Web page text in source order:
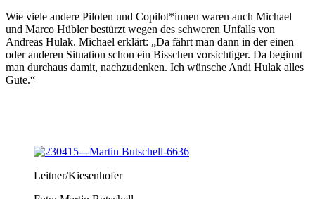
Wie viele andere Piloten und Copilot*innen waren auch Michael
und Marco Hübler bestürzt wegen des schweren Unfalls von
Andreas Hulak. Michael erklärt: „Da fährt man dann in der einen
oder anderen Situation schon ein Bisschen vorsichtiger. Da beginnt
man durchaus damit, nachzudenken. Ich wünsche Andi Hulak alles
Gute.“
Leitner/Kiesenhofer